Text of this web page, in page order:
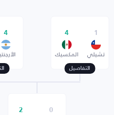
1
تشيلي
4
المكسيك
التفاصيل
4
0
2